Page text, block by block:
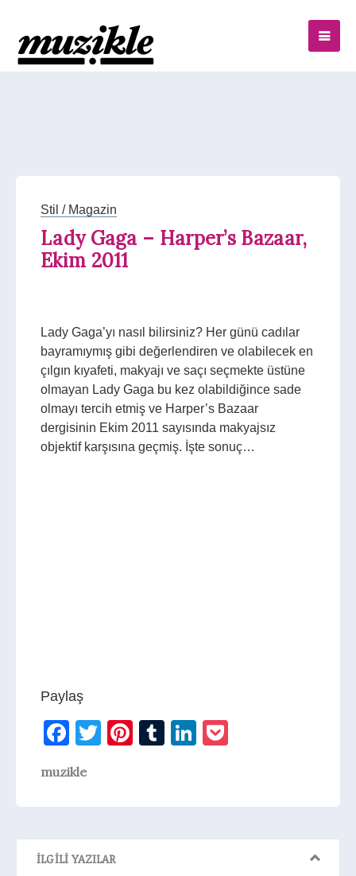
Stil / Magazin
Lady Gaga – Harper’s Bazaar,
Ekim 2011
Lady Gaga’yı nasıl bilirsiniz? Her günü cadılar
bayramıymış gibi değerlendiren ve olabilecek en
çılgın kıyafeti, makyajı ve saçı seçmekte üstüne
olmayan Lady Gaga bu kez olabildiğince sade
olmayı tercih etmiş ve Harper’s Bazaar
dergisinin Ekim 2011 sayısında makyajsız
objektif karşısına geçmiş. İşte sonuç…
Paylaş
Facebook
TwitterPinterest
TumblrLinkedIn
muzikle
İLGILI YAZILAR